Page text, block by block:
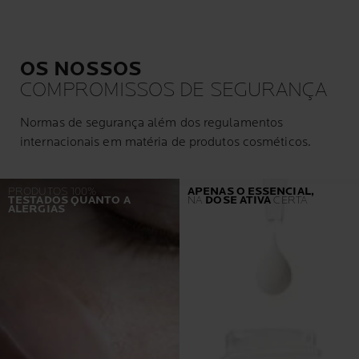
OS NOSSOS
COMPROMISSOS DE SEGURANÇA
Normas de segurança além dos regulamentos
internacionais em matéria de produtos cosméticos.
PRODUTOS 100%
TESTADOS QUANTO A
ALERGIAS
APENAS O ESSENCIAL,
NA DOSE ATIVACERTA